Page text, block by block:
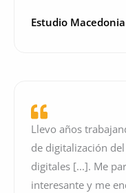
Estudio
Llevo años
de digitalización
digitales [...]. Me
interesante y me